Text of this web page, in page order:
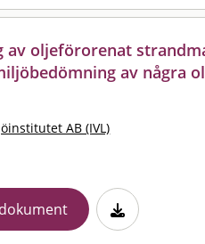
av oljeförorenat
av några
AB (IVL)